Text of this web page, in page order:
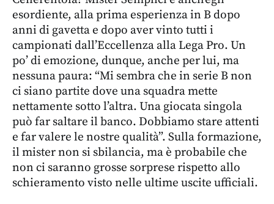
esordiente, alla prima esperienza in B dopo
anni di gavetta e dopo aver vinto tutti i
campionati dall’Eccellenza alla Lega Pro. Un
po’ di emozione, dunque, anche per lui, ma
nessuna paura: “Mi sembra che in serie B non
ci siano partite dove una squadra mette
nettamente sotto l’altra. Una giocata singola
può far saltare il banco. Dobbiamo stare attenti
e far valere le nostre qualità”. Sulla formazione,
il mister non si sbilancia, ma è probabile che
non ci saranno grosse sorprese rispetto allo
schieramento visto nelle ultime uscite ufficiali.